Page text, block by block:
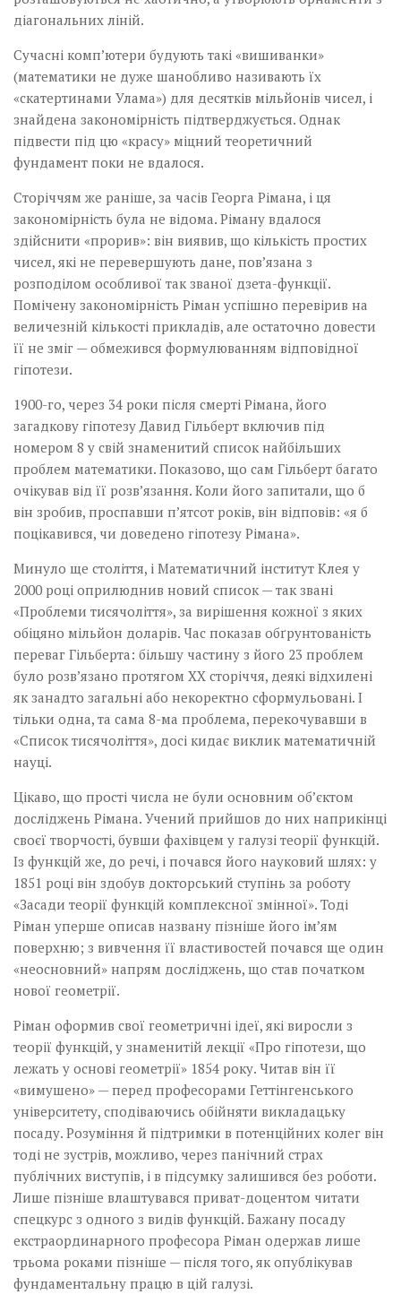
діагональних ліній.
Сучасні комп’ютери будують такі «вишиванки»
(математики не дуже шанобливо називають їх
«скатертинами Улама») для десятків мільйонів чисел, і
знайдена закономірність підтверджується. Однак
підвести під цю «красу» міцний теоретичний
фундамент поки не вдалося.
Сторіччям же раніше, за часів Георга Рімана, і ця
закономірність була не відома. Ріману вдалося
здійснити «прорив»: він виявив, що кількість простих
чисел, які не перевершують дане, пов’язана з
розподілом особливої так званої дзета-функції.
Помічену закономірність Ріман успішно перевірив на
величезній кількості прикладів, але остаточно довести
її не зміг — обмежився формулюванням відповідної
гіпотези.
1900-го, через 34 роки після смерті Рімана, його
загадкову гіпотезу Давид Гільберт включив під
номером 8 у свій знаменитий список найбільших
проблем математики. Показово, що сам Гільберт багато
очікував від її розв’язання. Коли його запитали, що б
він зробив, проспавши п’ятсот років, він відповів: «я б
поцікавився, чи доведено гіпотезу ­Рімана».
Минуло ще століття, і Математичний інститут Клея у
2000 році оприлюднив новий список — так звані
«Проблеми тисячоліття», за вирішення кожної з яких
обіцяно мільйон доларів. Час показав обґрунтованість
переваг Гільберта: більшу частину з його 23 проблем
було розв’язано протягом XX сторіччя, деякі відхилені
як занадто загальні або некоректно сформульовані. І
тільки одна, та сама 8-ма проблема, перекочувавши в
«Список тисячоліття», досі кидає виклик математичній
науці.
Цікаво, що прості числа не були основним об’єктом
досліджень Рімана. Учений прийшов до них наприкінці
своєї творчості, бувши фахівцем у галузі теорії функцій.
Із функцій же, до речі, і почався його науковий шлях: у
1851 році він здобув докторський ступінь за роботу
«Засади теорії функцій комплексної змінної». Тоді
Ріман уперше описав названу пізніше його ім’ям
поверхню; з вивчення її властивостей почався ще один
«неосновний» напрям досліджень, що став початком
нової геометрії.
Ріман оформив свої гео­метричні ідеї, які виросли з
теорії функцій, у знаменитій лекції «Про гіпотези, що
лежать у основі геометрії» 1854 року. Читав він її
«вимушено» — перед професорами Геттінгенського
університету, сподіваючись обійняти викладацьку
посаду. Розуміння й підтримки в потенційних колег він
тоді не зустрів, можливо, через панічний страх
публічних виступів, і в підсумку залишився без роботи.
Лише пізніше влаштувався приват-доцентом читати
спецкурс з одного з видів функцій. Бажану посаду
екстраординарного професора Ріман одержав лише
трьома роками пізніше — після того, як опублікував
фундаментальну працю в цій галузі.